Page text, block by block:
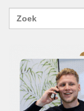
Zoek
naar: